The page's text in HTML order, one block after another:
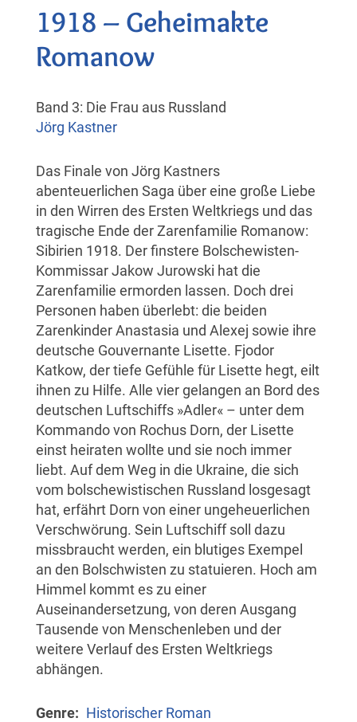
1918 – Geheimakte
Romanow
Band 3: Die Frau aus Russland
Jörg Kastner
Das Finale von Jörg Kastners
abenteuerlichen Saga über eine große Liebe
in den Wirren des Ersten Weltkriegs und das
tragische Ende der Zarenfamilie Romanow:
Sibirien 1918. Der finstere Bolschewisten-
Kommissar Jakow Jurowski hat die
Zarenfamilie ermorden lassen. Doch drei
Personen haben überlebt: die beiden
Zarenkinder Anastasia und Alexej sowie ihre
deutsche Gouvernante Lisette. Fjodor
Katkow, der tiefe Gefühle für Lisette hegt, eilt
ihnen zu Hilfe. Alle vier gelangen an Bord des
deutschen Luftschiffs »Adler« – unter dem
Kommando von Rochus Dorn, der Lisette
einst heiraten wollte und sie noch immer
liebt. Auf dem Weg in die Ukraine, die sich
vom bolschewistischen Russland losgesagt
hat, erfährt Dorn von einer ungeheuerlichen
Verschwörung. Sein Luftschiff soll dazu
missbraucht werden, ein blutiges Exempel
an den Bolschwisten zu statuieren. Hoch am
Himmel kommt es zu einer
Auseinandersetzung, von deren Ausgang
Tausende von Menschenleben und der
weitere Verlauf des Ersten Weltkriegs
abhängen.
Genre
Historischer Roman